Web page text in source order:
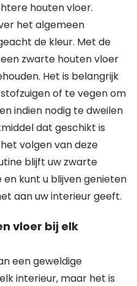
houten vloer.
het algemeen
de kleur. Met de
zwarte houten vloer
Het is belangrijk
of te vegen om
indien nodig te dweilen
dat geschikt is
volgen van deze
blijft uw zwarte
kunt u blijven genieten
aan uw interieur geeft.
vloer bij elk
een geweldige
interieur, maar het is